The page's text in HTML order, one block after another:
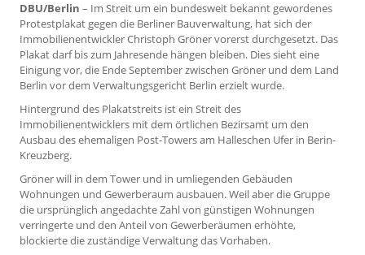
DBU/Berlin – Im Streit um ein bundesweit bekannt gewordenes
Protestplakat gegen die Berliner Bauverwaltung, hat sich der
Immobilienentwickler Christoph Gröner vorerst durchgesetzt. Das
Plakat darf bis zum Jahresende hängen bleiben. Dies sieht eine
Einigung vor, die Ende September zwischen Gröner und dem Land
Berlin vor dem Verwaltungsgericht Berlin erzielt wurde.
Hintergrund des Plakatstreits ist ein Streit des
Immobilienentwicklers mit dem örtlichen Bezirsamt um den
Ausbau des ehemaligen Post-Towers am Halleschen Ufer in Berin-
Kreuzberg.
Gröner will in dem Tower und in umliegenden Gebäuden
Wohnungen und Gewerberaum ausbauen. Weil aber die Gruppe
die ursprünglich angedachte Zahl von günstigen Wohnungen
verringerte und den Anteil von Gewerberäumen erhöhte,
blockierte die zuständige Verwaltung das Vorhaben.